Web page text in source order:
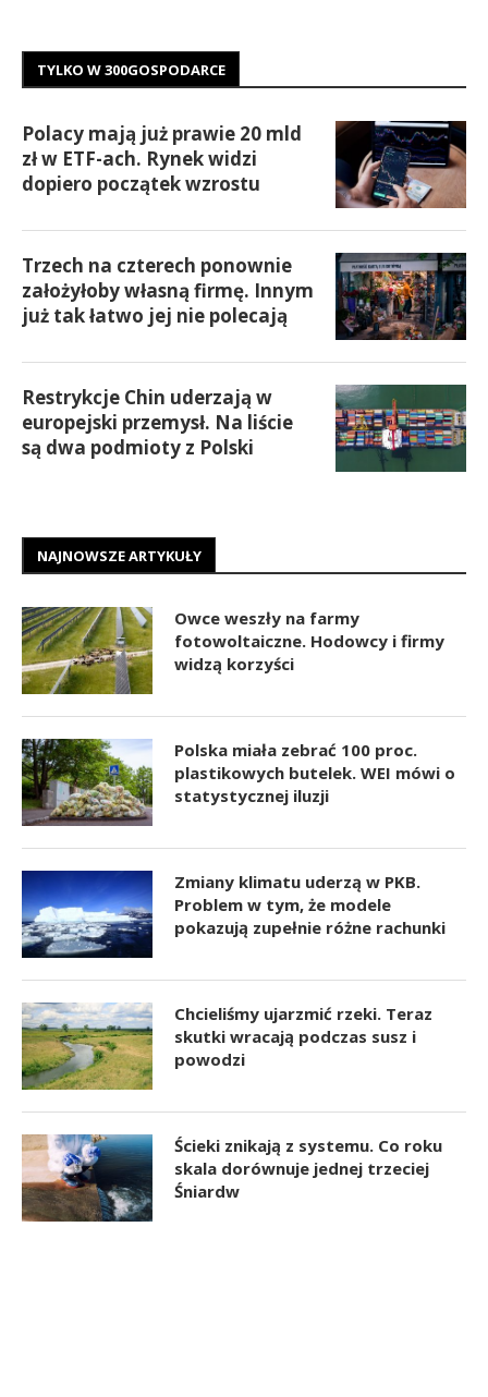
TYLKO W 300GOSPODARCE
Polacy mają już prawie 20 mld
zł w ETF-ach. Rynek widzi
dopiero początek wzrostu
Trzech na czterech ponownie
założyłoby własną firmę. Innym
już tak łatwo jej nie polecają
Restrykcje Chin uderzają w
europejski przemysł. Na liście
są dwa podmioty z Polski
NAJNOWSZE ARTYKUŁY
Owce weszły na farmy
fotowoltaiczne. Hodowcy i firmy
widzą korzyści
Polska miała zebrać 100 proc.
plastikowych butelek. WEI mówi o
statystycznej iluzji
Zmiany klimatu uderzą w PKB.
Problem w tym, że modele
pokazują zupełnie różne rachunki
Chcieliśmy ujarzmić rzeki. Teraz
skutki wracają podczas susz i
powodzi
Ścieki znikają z systemu. Co roku
skala dorównuje jednej trzeciej
Śniardw